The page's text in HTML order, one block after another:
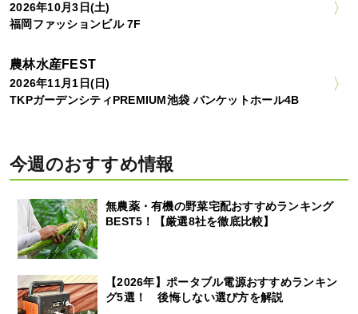
2026年10月3日(土)
福岡ファッションビル 7F
農林水産FEST
2026年11月1日(日)
TKPガーデンシティPREMIUM池袋 バンケットホール4B
今週のおすすめ情報
無農薬・有機の野菜宅配おすすめランキング
BEST5！【厳選8社を徹底比較】
【2026年】ポータブル電源おすすめランキン
グ5選！ 後悔しない選び方を解説